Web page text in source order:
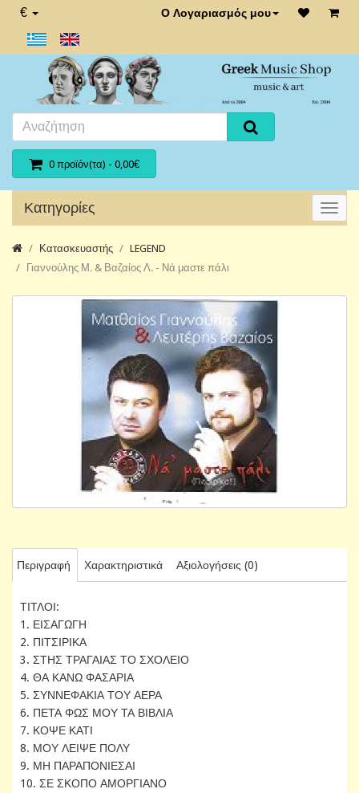
€ Ο Λογαριασμός μου
0 προϊόν(τα) - 0,00€
Κατηγορίες
Κατασκευαστής
LEGEND
Γιαννούλης Μ. & Βαζαίος Λ. - Νά μαστε πάλι
Περιγραφή Χαρακτηριστικά Αξιολογήσεις (0)
ΤΙΤΛΟΙ:
1. ΕΙΣΑΓΩΓΗ
2. ΠΙΤΣΙΡΙΚΑ
3. ΣΤΗΣ ΤΡΑΓΑΙΑΣ ΤΟ ΣΧΟΛΕΙΟ
4. ΘΑ ΚΑΝΩ ΦΑΣΑΡΙΑ
5. ΣΥΝΝΕΦΑΚΙΑ ΤΟΥ ΑΕΡΑ
6. ΠΕΤΑ ΦΩΣ ΜΟΥ ΤΑ ΒΙΒΛΙΑ
7. ΚΟΨΕ ΚΑΤΙ
8. ΜΟΥ ΛΕΙΨΕ ΠΟΛΥ
9. ΜΗ ΠΑΡΑΠΟΝΙΕΣΑΙ
10. ΣΕ ΣΚΟΠΟ ΑΜΟΡΓΙΑΝΟ